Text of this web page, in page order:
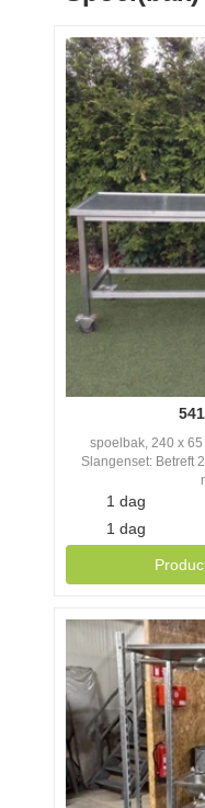
spoelbak, 240 x
Slangenset: Betreft
1 dag
1 dag